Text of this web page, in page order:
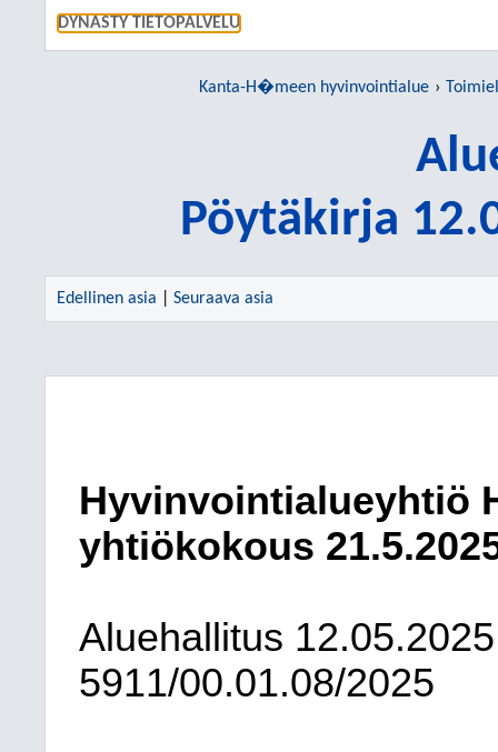
DYNASTY TIETOPALVELU
Kanta-H�meen hyvinvointialue
Pöytäkirja
Edellinen asia Seuraava asia
Hyvinvointialueyhtiö
yhtiökokous
Aluehallitus 12.05.2025
5911/00.01.08/2025